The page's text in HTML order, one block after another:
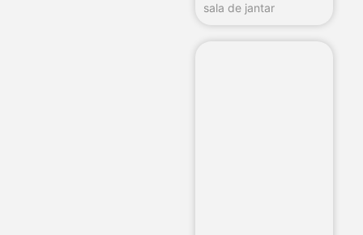
sala de jantar